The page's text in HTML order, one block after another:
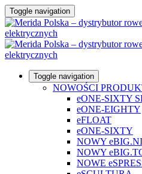
Toggle navigation
Toggle navigation
NOWOŚCI
eONE-SIXTY
eONE-EIGHTY
eFLOAT
eONE-SIXTY
NOWY
NOWY
NOWE